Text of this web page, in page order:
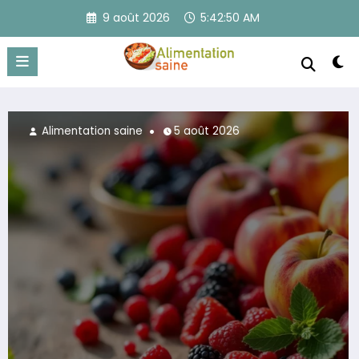
contenu
9 août 2026 5:42:51 AM
Alimentation saine 5 août 2026